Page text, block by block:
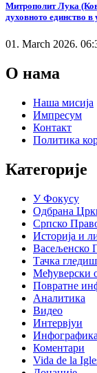
Митрополит Лука
духовното единство в
01. March 2026.
О нама
Наша мисија
Импресум
Контакт
Политика
Категорије
У Фокусу
Одбрана
Српско
Историја и
Васељенско
Тачка
Међуверски
Повратне
Аналитика
Видео
Интервјуи
Инфографика
Коментари
Vida de la